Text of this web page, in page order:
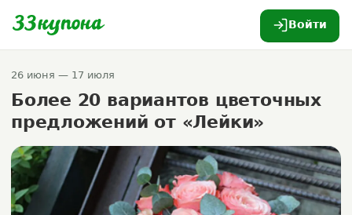
Войти
26 июня — 17 июля
Более 20 вариантов цветочных
предложений от «Лейки»